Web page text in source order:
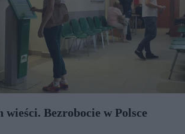
Bezrobocie w Polsce